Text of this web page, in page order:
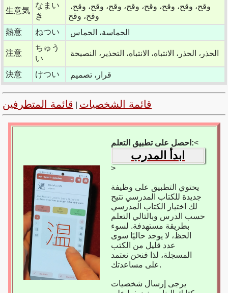
生意気
なまい
き
وقح، وقح، وقح، وقح، وقح، وقح، وقح، وقح،
وقح، وقح
熱意
ねつい الحماسة، الحماس
注意
ちゅう
い
الحذر، الحذر، الانتباه، الانتباه، التحذير، النصيحة
決意 けつい قرار، تصميم
قائمة الشخصيات قائمة المتطرفين
احصل على تطبيق التعلم:<
ابدأ المدرب
>
يحتوي التطبيق على وظيفة
جديدة للكتاب المدرسي تتيح
لك اختيار الكتاب المدرسي
حسب الدرس وبالتالي التعلم
بطريقة مستهدفة. لسوء
الحظ، لا يوجد حاليًا سوى
عدد قليل من الكتب
المسجلة، لذا فنحن نعتمد
على مساعدتك.
يرجى إرسال شخصيات